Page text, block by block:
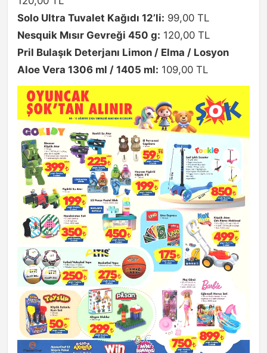
Solo Ultra Tuvalet Kağıdı 12’li: 99,00 TL
Nesquik Mısır Gevreği 450 g: 120,00 TL
Pril Bulaşık Deterjanı Limon / Elma / Losyon
Aloe Vera 1306 ml / 1405 ml: 109,00 TL